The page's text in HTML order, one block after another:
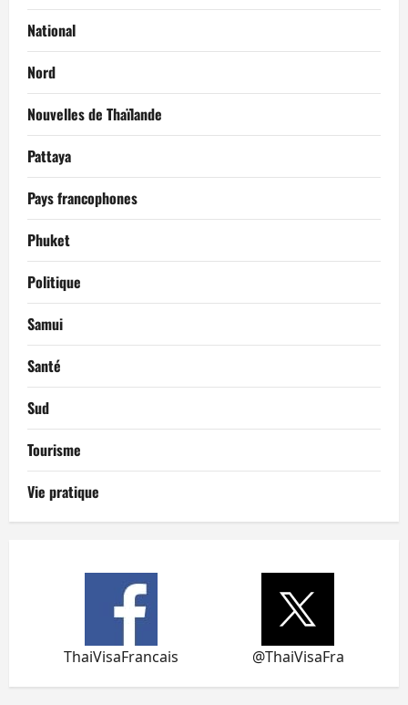
National
Nord
Nouvelles de Thaïlande
Pattaya
Pays francophones
Phuket
Politique
Samui
Santé
Sud
Tourisme
Vie pratique
ThaiVisaFrancais @ThaiVisaFra